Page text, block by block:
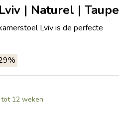
| Naturel | Taupe
Lviv is de perfecte
12 weken